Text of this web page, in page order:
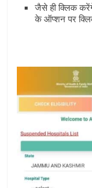
जैसे ही क्लिक
के ऑप्‍शन पर